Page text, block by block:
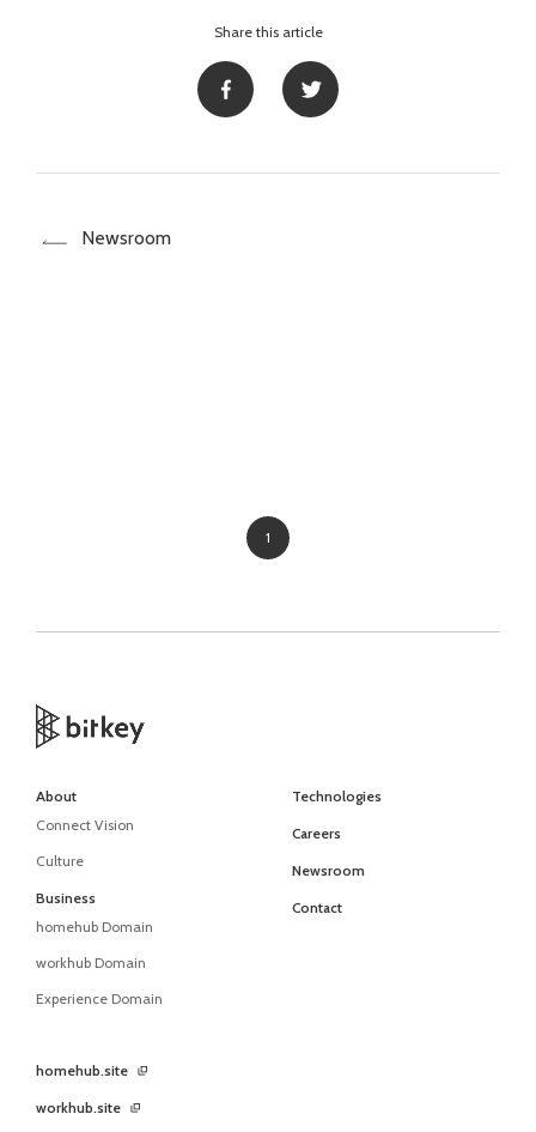
Share this article
Newsroom
1
About
Connect Vision
Culture
Business
homehub Domain
workhub Domain
Experience Domain
Technologies
Careers
Newsroom
Contact
homehub.site
workhub.site